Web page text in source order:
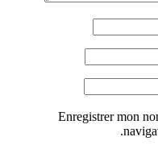
Enregistrer mon